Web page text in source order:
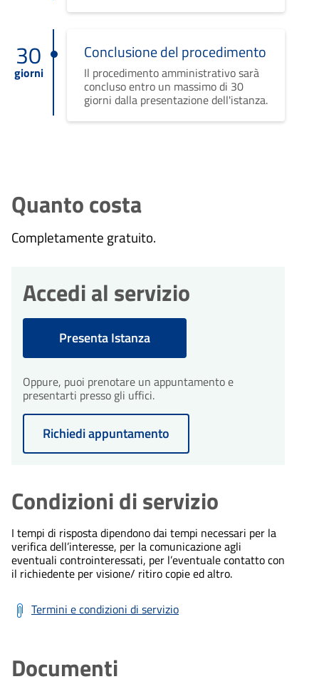
30
giorni
Conclusione del procedimento
Il procedimento amministrativo sarà
concluso entro un massimo di 30
giorni dalla presentazione dell'istanza.
Quanto costa
Completamente gratuito.
Accedi al servizio
Presenta Istanza
Oppure, puoi prenotare un appuntamento e
presentarti presso gli uffici.
Richiedi appuntamento
Condizioni di servizio
I tempi di risposta dipendono dai tempi necessari per la
verifica dell’interesse, per la comunicazione agli
eventuali controinteressati, per l’eventuale contatto con
il richiedente per visione/ ritiro copie ed altro.
Termini e condizioni di servizio
Documenti